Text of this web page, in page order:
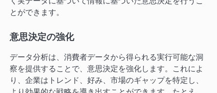
とができます。
意思決定の強化
データ分析は、消費者データから得られる実行可能な洞
察を提供することで、意思決定を強化します。これによ
り、企業はトレンド、好み、市場のギャップを特定し、